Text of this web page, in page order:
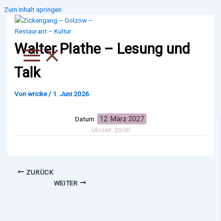
Zum Inhalt springen
Walter Plathe – Lesung und
Talk
Vonwricke/ 1. Juni 2026
Datum: 12. März 2027
Uhrzeit: 20:00
ZURÜCK
WEITER